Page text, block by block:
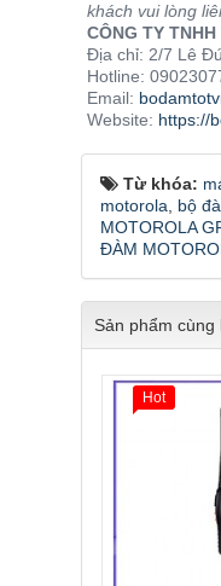
khách vui lòng
CÔNG TY
Địa chỉ: 2/7 Lê
Hotline:
Email:
Website: https://
Từ khóa:
motorola
bộ
MOTOROLA
ĐÀM
Sản phẩm cùng
Hot